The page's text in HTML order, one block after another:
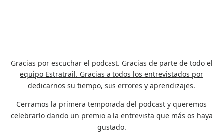
Gracias por escuchar el podcast. Gracias de parte de todo el
equipo Estratrail. Gracias a todos los entrevistados por
dedicarnos su tiempo, sus errores y aprendizajes.
Cerramos la primera temporada del podcast y queremos
celebrarlo dando un premio a la entrevista que más os haya
gustado.